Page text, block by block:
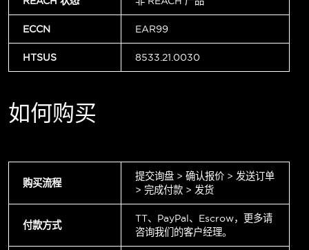
ECCN EAR99
HTSUS 8533.21.0030
如何购买
购买流程
提交询盘 > 确认报价 > 发送订单
> 完成付款 > 发货
付款方式
TT、PayPal、Escrow，更多请
咨询我们的客户经理。